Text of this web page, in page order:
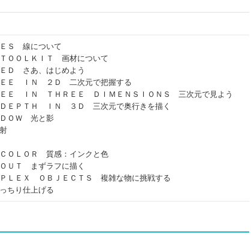
Ｓ 線について
ＯＬＫＩＴ 画材について
Ｄ さあ、はじめよう
Ｅ ＩＮ ２Ｄ 二次元で把握する
Ｅ ＩＮ ＴＨＲＥＥ ＤＩＭＥＮＳＩＯＮＳ 三次元で見よう
ＥＰＴＨ ＩＮ ３Ｄ 三次元で奥行きを描く
ＯＷ 光と影
ＯＬＯＲ 質感：インクと色
Ｔ まずラフに描く
ＬＥＸ ＯＢＪＥＣＴＳ 複雑な物に挑戦する
り仕上げる